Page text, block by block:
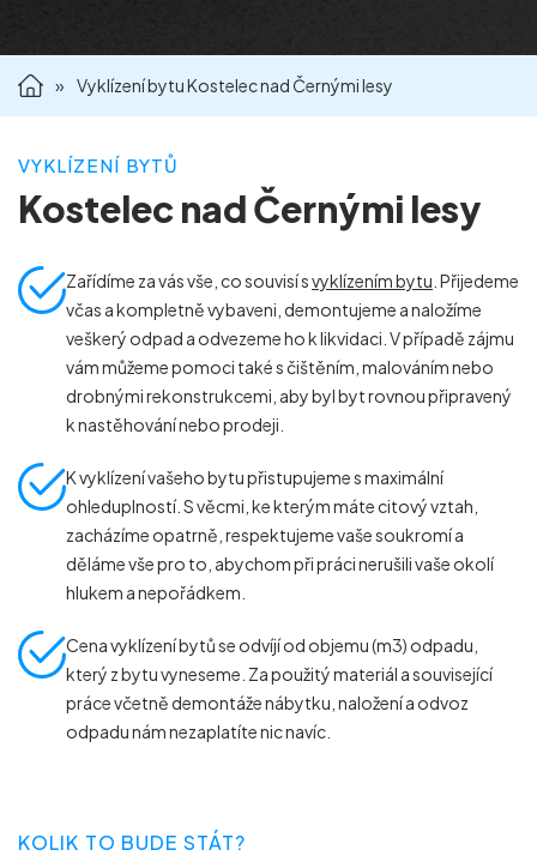
» Vyklízení bytu Kostelec nad Černými lesy
VYKLÍZENÍ BYTŮ
Kostelec nad Černými lesy
Zařídíme za vás vše, co souvisí svyklízením bytu . Přijedeme
včas a kompletně vybaveni, demontujeme a naložíme
veškerý odpad a odvezeme ho k likvidaci. V případě zájmu
vám můžeme pomoci také s čištěním, malováním nebo
drobnými rekonstrukcemi, aby byl byt rovnou připravený
k nastěhování nebo prodeji.
K vyklízení vašeho bytu přistupujeme s maximální
ohleduplností. S věcmi, ke kterým máte citový vztah,
zacházíme opatrně, respektujeme vaše soukromí a
děláme vše pro to, abychom při práci nerušili vaše okolí
hlukem a nepořádkem.
Cena vyklízení bytů se odvíjí od objemu (m3) odpadu,
který z bytu vyneseme. Za použitý materiál a související
práce včetně demontáže nábytku, naložení a odvoz
odpadu nám nezaplatíte nic navíc.
KOLIK TO BUDE STÁT?